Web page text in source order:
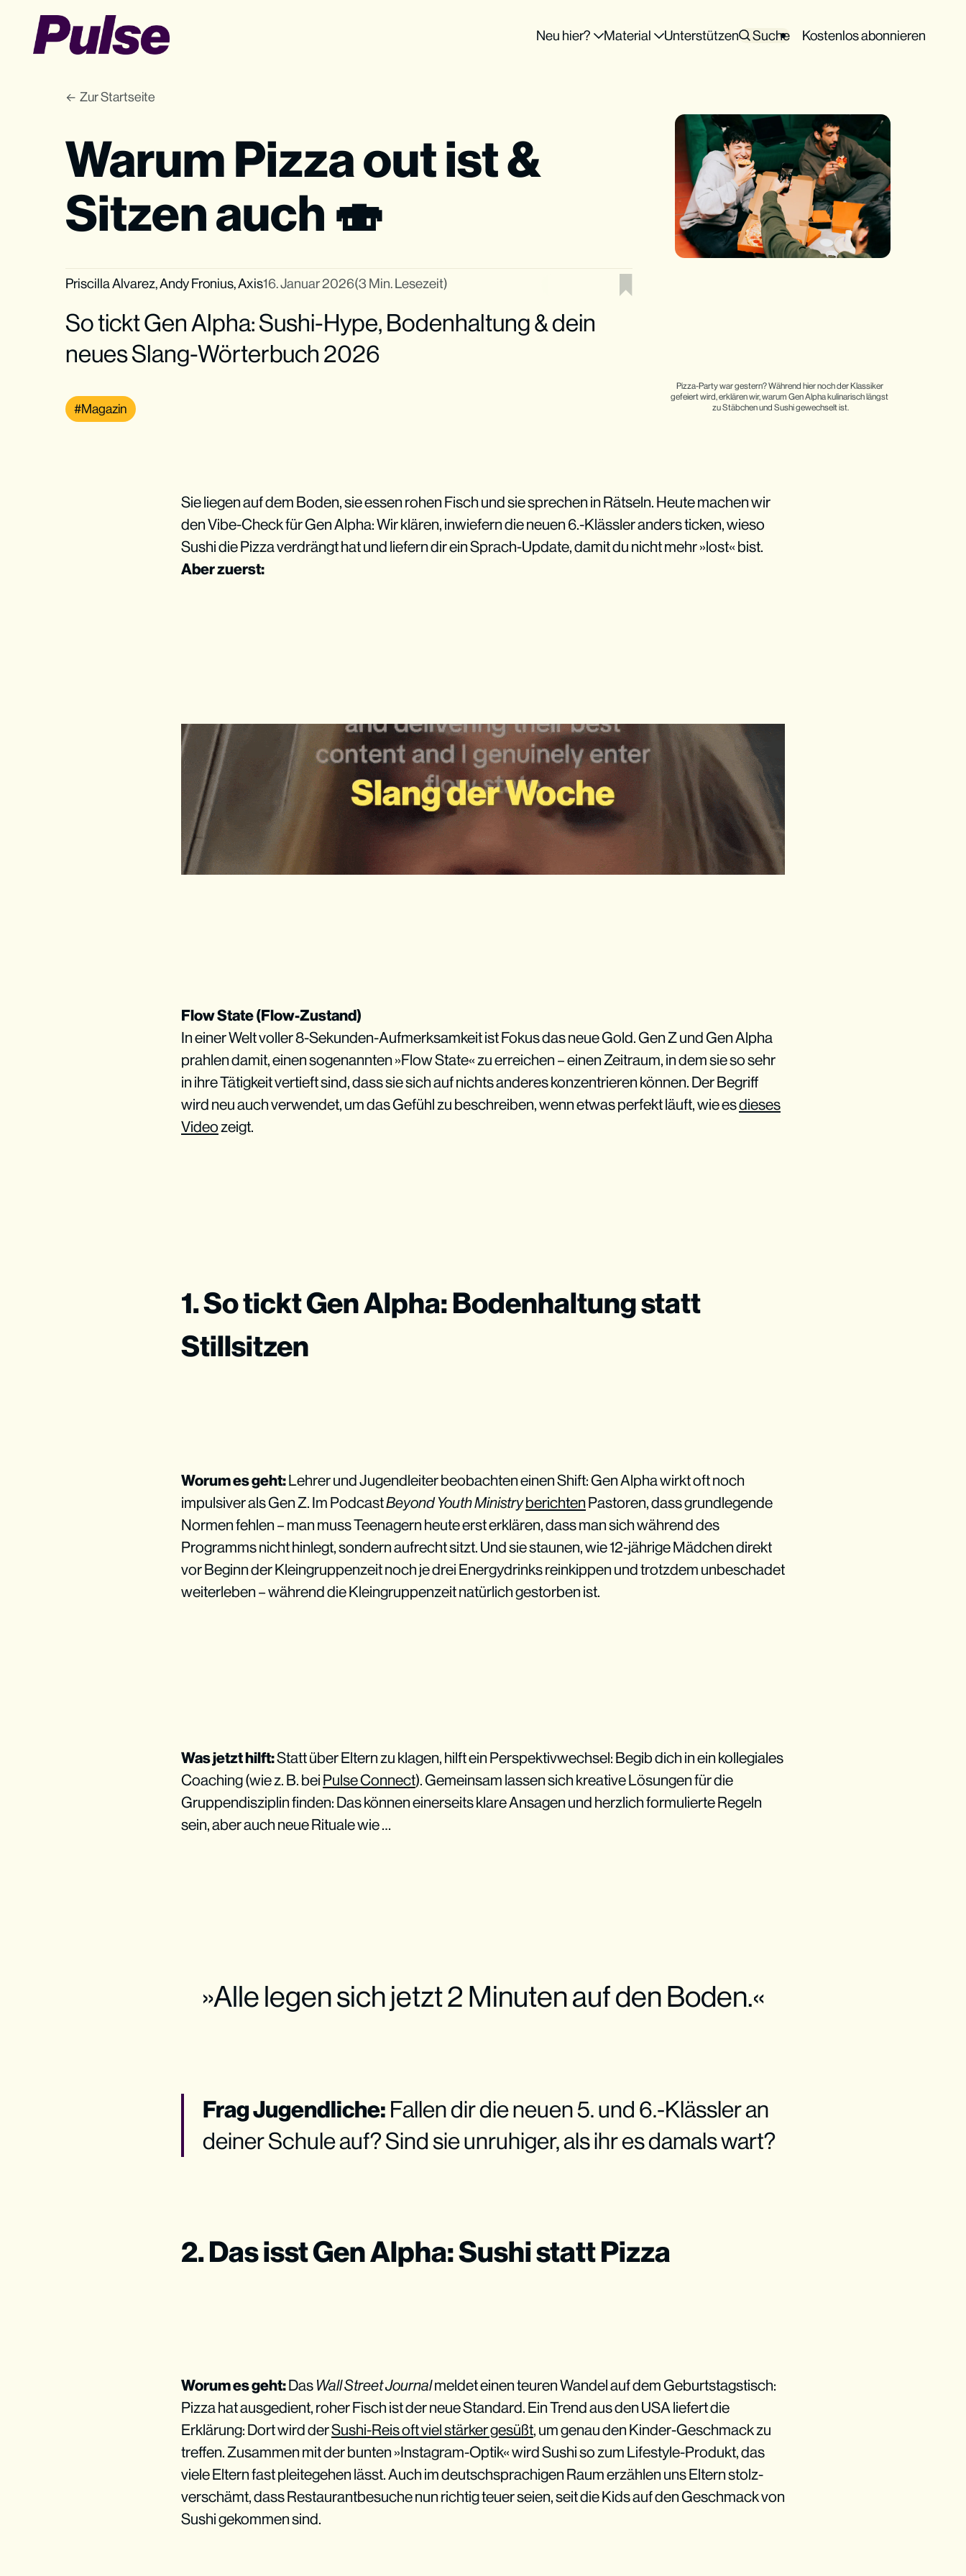
Neu hier? Material Unterstützen Suche Kostenlos abonnieren
Zur Startseite
Warum Pizza out ist &
Sitzen auch 🍣
Priscilla Alvarez,Andy Fronius,Axis16. Januar 2026(3 Min. Lesezeit)
So tickt Gen Alpha: Sushi-Hype, Bodenhaltung & dein
neues Slang-Wörterbuch 2026
Magazin
Pizza-Party war gestern? Während hier noch der Klassiker
gefeiert wird, erklären wir, warum Gen Alpha kulinarisch längst
zu Stäbchen und Sushi gewechselt ist.
Sie liegen auf dem Boden, sie essen rohen Fisch und sie sprechen in Rätseln. Heute machen wir
den Vibe-Check für Gen Alpha: Wir klären, inwiefern die neuen 6.-Klässler anders ticken, wieso
Sushi die Pizza verdrängt hat und liefern dir ein Sprach-Update, damit du nicht mehr »lost« bist.
Aber zuerst:
Flow State (Flow-Zustand)
In einer Welt voller 8-Sekunden-Aufmerksamkeit ist Fokus das neue Gold. Gen Z und Gen Alpha
prahlen damit, einen sogenannten »Flow State« zu erreichen – einen Zeitraum, in dem sie so sehr
in ihre Tätigkeit vertieft sind, dass sie sich auf nichts anderes konzentrieren können. Der Begriff
wird neu auch verwendet, um das Gefühl zu beschreiben, wenn etwas perfekt läuft, wie esdieses
Videozeigt.
1. So tickt Gen Alpha: Bodenhaltung statt
Stillsitzen
Worum es geht:Lehrer und Jugendleiter beobachten einen Shift: Gen Alpha wirkt oft noch
impulsiver als Gen Z. Im PodcastBeyond Youth Ministryberichten Pastoren, dass grundlegende
Normen fehlen – man muss Teenagern heute erst erklären, dass man sich während des
Programms nicht hinlegt, sondern aufrecht sitzt. Und sie staunen, wie 12-jährige Mädchen direkt
vor Beginn der Kleingruppenzeit noch je drei Energydrinks reinkippen und trotzdem unbeschadet
weiterleben – während die Kleingruppenzeit natürlich gestorben ist.
Was jetzt hilft:Statt über Eltern zu klagen, hilft ein Perspektivwechsel: Begib dich in ein kollegiales
Coaching (wie z. B. bei Pulse Connect). Gemeinsam lassen sich kreative Lösungen für die
Gruppendisziplin finden: Das können einerseits klare Ansagen und herzlich formulierte Regeln
sein, aber auch neue Rituale wie …
»Alle legen sich jetzt 2 Minuten auf den Boden.«
Frag Jugendliche: Fallen dir die neuen 5. und 6.-Klässler an
deiner Schule auf? Sind sie unruhiger, als ihr es damals wart?
2. Das isst Gen Alpha: Sushi statt Pizza
Worum es geht:Das Wall Street Journalmeldet einen teuren Wandel auf dem Geburtstagstisch:
Pizza hat ausgedient, roher Fisch ist der neue Standard. Ein Trend aus den USA liefert die
Erklärung: Dort wird derSushi-Reis oft viel stärker gesüßt, um genau den Kinder-Geschmack zu
treffen. Zusammen mit der bunten »Instagram-Optik« wird Sushi so zum Lifestyle-Produkt, das
viele Eltern fast pleitegehen lässt. Auch im deutschsprachigen Raum erzählen uns Eltern stolz-
verschämt, dass Restaurantbesuche nun richtig teuer seien, seit die Kids auf den Geschmack von
Sushi gekommen sind.